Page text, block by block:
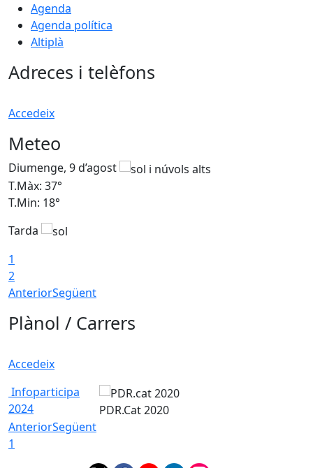
Agenda
Agenda política
Altiplà
Adreces i telèfons
Accedeix
Meteo
Diumenge, 9 d’agost
T.Màx: 37°
T.Min: 18°
Tarda
1
2
AnteriorSegüent
Plànol / Carrers
Accedeix
Infoparticipa
2024
PDR.Cat 2020
AnteriorSegüent
1